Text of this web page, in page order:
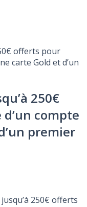
offerts pour
carte Gold et d’un
250€
compte
premier
250€ offerts